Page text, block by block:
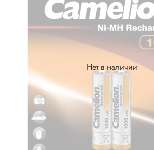
Нет в наличии